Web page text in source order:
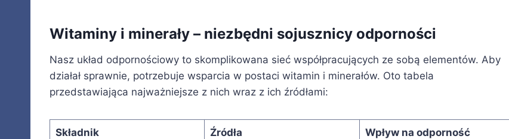
Witaminy i minerały – niezbędni sojusznicy odporności
Nasz układ odpornościowy to skomplikowana sieć współpracujących ze sobą elementów. Aby
działał sprawnie, potrzebuje wsparcia w postaci witamin i minerałów. Oto tabela
przedstawiająca najważniejsze z nich wraz z ich źródłami:
Składnik Źródła Wpływ na odporność